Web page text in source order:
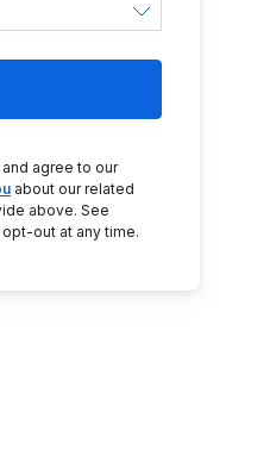
agree to our
about our related
above. See
out at any time.